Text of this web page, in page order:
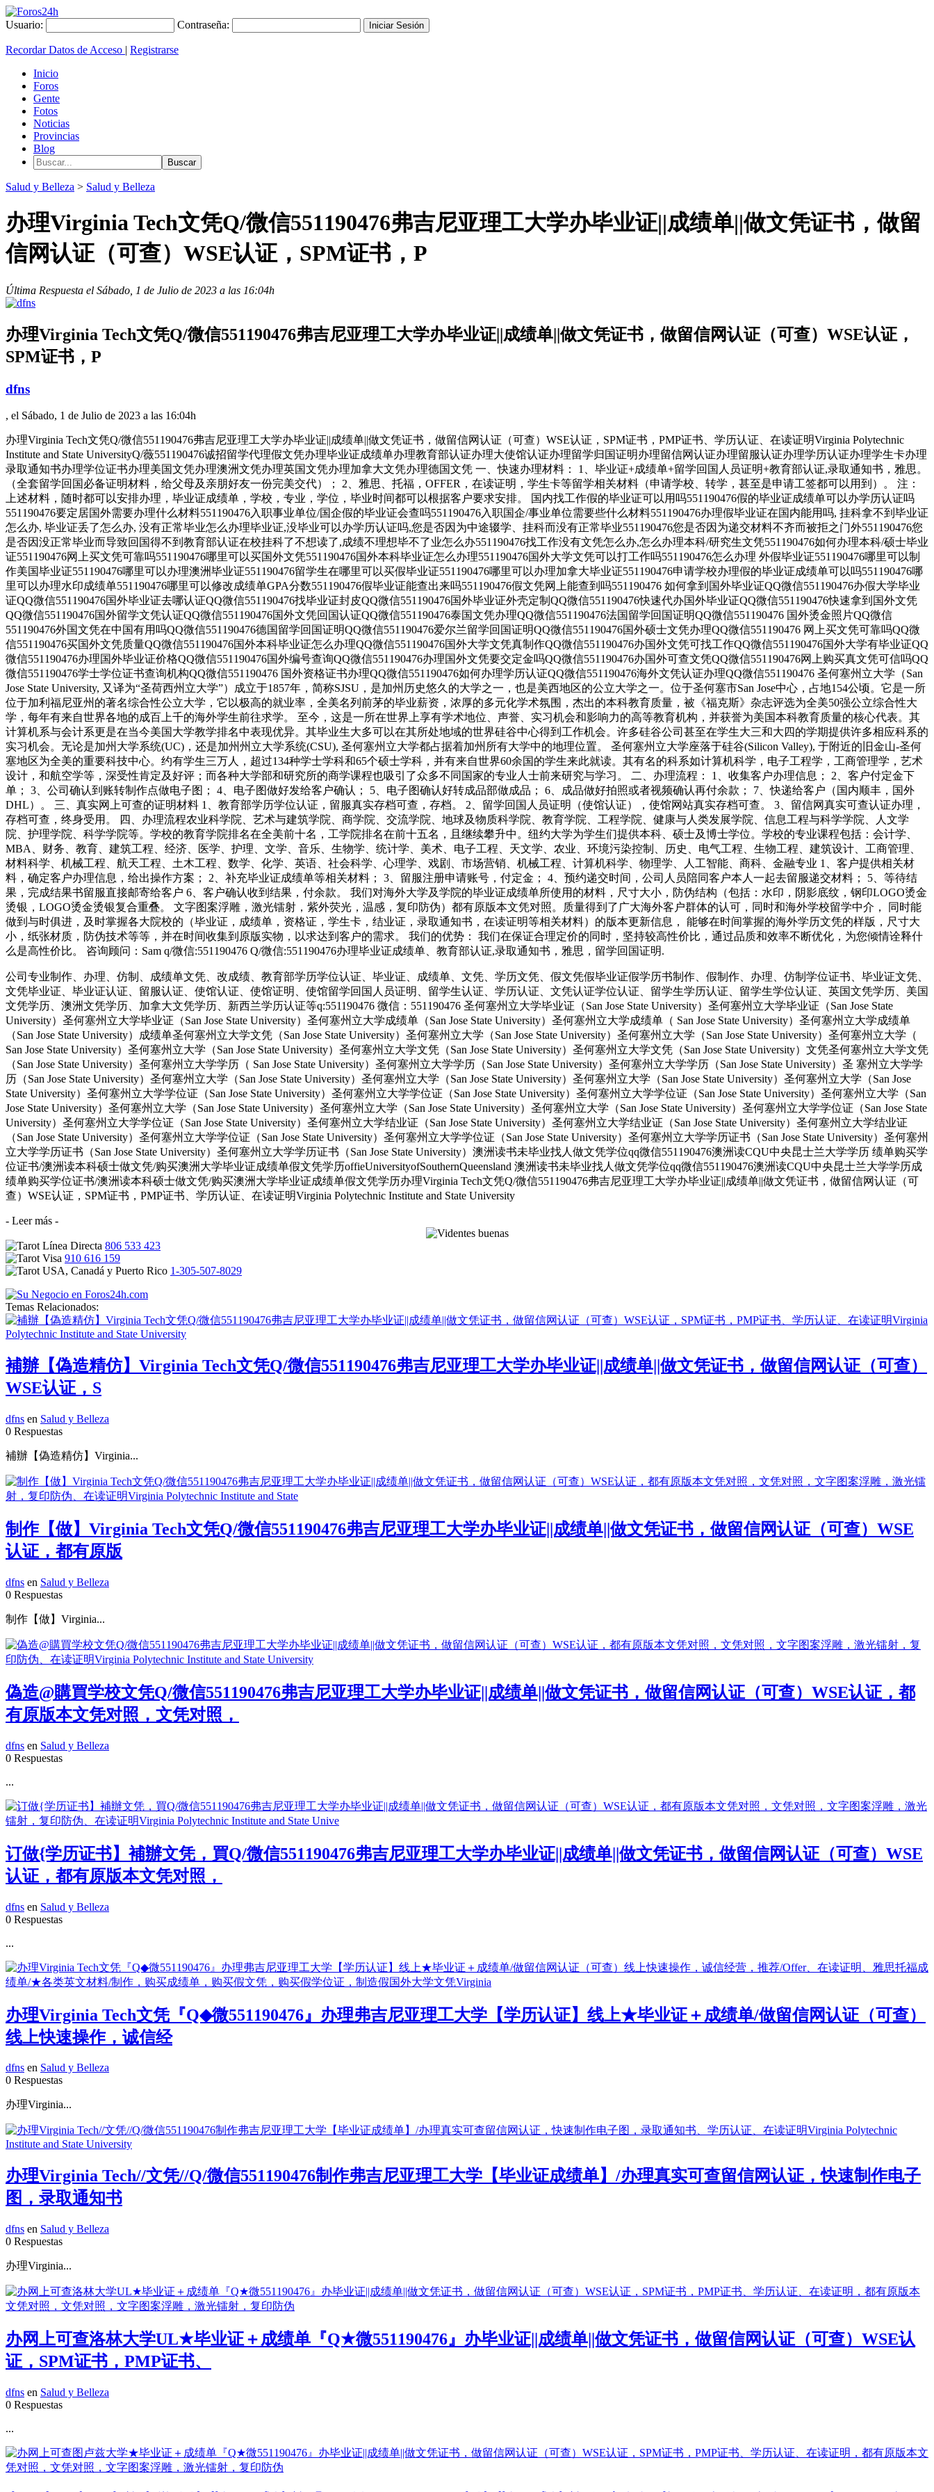
Usuario: Contraseña:
Recordar Datos de Acceso | Registrarse
Inicio
Foros
Gente
Fotos
Noticias
Provincias
Blog
Salud y Belleza > Salud y Belleza
办理Virginia Tech文凭Q/微信551190476弗吉尼亚理工大学办毕业证||成绩单||做文凭证书，做留
信网认证（可查）WSE认证，SPM证书，P
Última Respuesta el Sábado, 1 de Julio de 2023 a las 16:04h
办理Virginia Tech文凭Q/微信551190476弗吉尼亚理工大学办毕业证||成绩单||做文凭证书，做留信网认证（可查）WSE认证，
SPM证书，P
dfns
, el Sábado, 1 de Julio de 2023 a las 16:04h
办理Virginia Tech文凭Q/微信551190476弗吉尼亚理工大学办毕业证||成绩单||做文凭证书，做留信网认证（可查）WSE认证，SPM证书，PMP证书、学历认证、在读证明Virginia Polytechnic
Institute and State UniversityQ/薇551190476诚招留学代理假文凭办理毕业证成绩单办理教育部认证办理大使馆认证办理留学归国证明办理留信网认证办理留服认证办理学历认证办理学生卡办理
录取通知书办理学位证书办理美国文凭办理澳洲文凭办理英国文凭办理加拿大文凭办理德国文凭 一、快速办理材料： 1、毕业证+成绩单+留学回国人员证明+教育部认证,录取通知书，雅思。
（全套留学回国必备证明材料，给父母及亲朋好友一份完美交代）； 2、雅思、托福，OFFER，在读证明，学生卡等留学相关材料（申请学校、转学，甚至是申请工签都可以用到）。 注：
上述材料，随时都可以安排办理，毕业证成绩单，学校，专业，学位，毕业时间都可以根据客户要求安排。 国内找工作假的毕业证可以用吗551190476假的毕业证成绩单可以办学历认证吗
551190476要定居国外需要办理什么材料551190476入职事业单位/国企假的毕业证会查吗551190476入职国企/事业单位需要些什么材料551190476办理假毕业证在国内能用吗, 挂科拿不到毕业证
怎么办, 毕业证丢了怎么办, 没有正常毕业怎么办理毕业证,没毕业可以办学历认证吗,您是否因为中途辍学、挂科而没有正常毕业551190476您是否因为递交材料不齐而被拒之门外551190476您
是否因没正常毕业而导致回国得不到教育部认证在校挂科了不想读了,成绩不理想毕不了业怎么办551190476找工作没有文凭怎么办,怎么办理本科/研究生文凭551190476如何办理本科/硕士毕业
证551190476网上买文凭可靠吗551190476哪里可以买国外文凭551190476国外本科毕业证怎么办理551190476国外大学文凭可以打工作吗551190476怎么办理 外假毕业证551190476哪里可以制
作美国毕业证551190476哪里可以办理澳洲毕业证551190476留学生在哪里可以买假毕业证551190476哪里可以办理加拿大毕业证551190476申请学校办理假的毕业证成绩单可以吗551190476哪
里可以办理水印成绩单551190476哪里可以修改成绩单GPA分数551190476假毕业证能查出来吗551190476假文凭网上能查到吗551190476 如何拿到国外毕业证QQ微信551190476办假大学毕业
证QQ微信551190476国外毕业证去哪认证QQ微信551190476找毕业证封皮QQ微信551190476国外毕业证外壳定制QQ微信551190476快速代办国外毕业证QQ微信551190476快速拿到国外文凭
QQ微信551190476国外留学文凭认证QQ微信551190476国外文凭回国认证QQ微信551190476泰国文凭办理QQ微信551190476法国留学回国证明QQ微信551190476 国外烫金照片QQ微信
551190476外国文凭在中国有用吗QQ微信551190476德国留学回国证明QQ微信551190476爱尔兰留学回国证明QQ微信551190476国外硕士文凭办理QQ微信551190476 网上买文凭可靠吗QQ微
信551190476买国外文凭质量QQ微信551190476国外本科毕业证怎么办理QQ微信551190476国外大学文凭真制作QQ微信551190476办国外文凭可找工作QQ微信551190476国外大学有毕业证QQ
微信551190476办理国外毕业证价格QQ微信551190476国外编号查询QQ微信551190476办理国外文凭要交定金吗QQ微信551190476办国外可查文凭QQ微信551190476网上购买真文凭可信吗QQ
微信551190476学士学位证书查询机构QQ微信551190476 国外资格证书办理QQ微信551190476如何办理学历认证QQ微信551190476海外文凭认证办理QQ微信551190476 圣何塞州立大学（San
Jose State University, 又译为“圣荷西州立大学”）成立于1857年，简称SJSU，是加州历史悠久的大学之一，也是美西地区的公立大学之一。位于圣何塞市San Jose中心，占地154公顷。它是一所
位于加利福尼亚州的著名综合性公立大学，它以极高的就业率，全美名列前茅的毕业薪资，浓厚的多元化学术氛围，杰出的本科教育质量，被《福克斯》杂志评选为全美50强公立综合性大
学，每年有来自世界各地的成百上千的海外学生前往求学。 至今，这是一所在世界上享有学术地位、声誉、实习机会和影响力的高等教育机构，并获誉为美国本科教育质量的核心代表。其
计算机系与会计系更是在当今美国大学教学排名中表现优异。其毕业生大多可以在其所处地域的世界硅谷中心得到工作机会。许多硅谷公司甚至在学生大三和大四的学期提供许多相应科系的
实习机会。无论是加州大学系统(UC)，还是加州州立大学系统(CSU), 圣何塞州立大学都占据着加州所有大学中的地理位置。 圣何塞州立大学座落于硅谷(Silicon Valley), 于附近的旧金山-圣何
塞地区为全美的重要科技中心。约有学生三万人，超过134种学士学科和65个硕士学科，并有来自世界60余国的学生来此就读。其有名的科系如计算机科学，电子工程学，工商管理学，艺术
设计，和航空学等，深受性肯定及好评；而各种大学部和研究所的商学课程也吸引了众多不同国家的专业人士前来研究与学习。 二、办理流程： 1、收集客户办理信息； 2、客户付定金下
单； 3、公司确认到账转制作点做电子图； 4、电子图做好发给客户确认； 5、电子图确认好转成品部做成品； 6、成品做好拍照或者视频确认再付余款； 7、快递给客户（国内顺丰，国外
DHL）。 三、真实网上可查的证明材料 1、教育部学历学位认证，留服真实存档可查，存档。 2、留学回国人员证明（使馆认证），使馆网站真实存档可查。 3、留信网真实可查认证办理，
存档可查，终身受用。 四、办理流程农业科学院、艺术与建筑学院、商学院、交流学院、地球及物质科学院、教育学院、工程学院、健康与人类发展学院、信息工程与科学学院、人文学
院、护理学院、科学学院等。学校的教育学院排名在全美前十名，工学院排名在前十五名，且继续攀升中。纽约大学为学生们提供本科、硕士及博士学位。学校的专业课程包括：会计学、
MBA、财务、教育、建筑工程、经济、医学、护理、文学、音乐、生物学、统计学、美术、电子工程、天文学、农业、环境污染控制、历史、电气工程、生物工程、建筑设计、工商管理、
材料科学、机械工程、航天工程、土木工程、数学、化学、英语、社会科学、心理学、戏剧、市场营销、机械工程、计算机科学、物理学、人工智能、商科、金融专业 1、客户提供相关材
料，确定客户办理信息，给出操作方案； 2、补充毕业证成绩单等相关材料； 3、留服注册申请账号，付定金； 4、预约递交时间，公司人员陪同客户本人一起去留服递交材料； 5、等待结
果，完成结果书留服直接邮寄给客户 6、客户确认收到结果，付余款。 我们对海外大学及学院的毕业证成绩单所使用的材料，尺寸大小，防伪结构（包括：水印，阴影底纹，钢印LOGO烫金
烫银，LOGO烫金烫银复合重叠。 文字图案浮雕，激光镭射，紫外荧光，温感，复印防伪）都有原版本文凭对照。质量得到了广大海外客户群体的认可，同时和海外学校留学中介， 同时能
做到与时俱进，及时掌握各大院校的（毕业证，成绩单，资格证，学生卡，结业证，录取通知书，在读证明等相关材料）的版本更新信息， 能够在时间掌握的海外学历文凭的样版，尺寸大
小，纸张材质，防伪技术等等，并在时间收集到原版实物，以求达到客户的需求。 我们的优势： 我们在保证合理定价的同时，坚持较高性价比，通过品质和效率不断优化，为您倾情诠释什
么是高性价比。 咨询顾问：Sam q/微信:551190476 Q/微信:551190476办理毕业证成绩单、教育部认证,录取通知书，雅思，留学回国证明.
公司专业制作、办理、仿制、成绩单文凭、改成绩、教育部学历学位认证、毕业证、成绩单、文凭、学历文凭、假文凭假毕业证假学历书制作、假制作、办理、仿制学位证书、毕业证文凭、
文凭毕业证、毕业证认证、留服认证、使馆认证、使馆证明、使馆留学回国人员证明、留学生认证、学历认证、文凭认证学位认证、留学生学历认证、留学生学位认证、英国文凭学历、美国
文凭学历、澳洲文凭学历、加拿大文凭学历、新西兰学历认证等q:551190476 微信：551190476 圣何塞州立大学毕业证（San Jose State University）圣何塞州立大学毕业证（San Jose State
University）圣何塞州立大学毕业证（San Jose State University）圣何塞州立大学成绩单（San Jose State University）圣何塞州立大学成绩单（ San Jose State University）圣何塞州立大学成绩单
（San Jose State University）成绩单圣何塞州立大学文凭（San Jose State University）圣何塞州立大学（San Jose State University）圣何塞州立大学（San Jose State University）圣何塞州立大学（
San Jose State University）圣何塞州立大学（San Jose State University）圣何塞州立大学文凭（San Jose State University）圣何塞州立大学文凭（San Jose State University）文凭圣何塞州立大学文凭
（San Jose State University）圣何塞州立大学学历（ San Jose State University）圣何塞州立大学学历（San Jose State University）圣何塞州立大学学历（San Jose State University）圣 塞州立大学学
历（San Jose State University）圣何塞州立大学（San Jose State University）圣何塞州立大学（San Jose State University）圣何塞州立大学（San Jose State University）圣何塞州立大学（San Jose
State University）圣何塞州立大学学位证（San Jose State University）圣何塞州立大学学位证（San Jose State University）圣何塞州立大学学位证（San Jose State University）圣何塞州立大学（San
Jose State University）圣何塞州立大学（San Jose State University）圣何塞州立大学（San Jose State University）圣何塞州立大学（San Jose State University）圣何塞州立大学学位证（San Jose State
University）圣何塞州立大学学位证（San Jose State University）圣何塞州立大学结业证（San Jose State University）圣何塞州立大学结业证（San Jose State University）圣何塞州立大学结业证
（San Jose State University）圣何塞州立大学学位证（San Jose State University）圣何塞州立大学学位证（San Jose State University）圣何塞州立大学学历证书（San Jose State University）圣何塞州
立大学学历证书（San Jose State University）圣何塞州立大学学历证书（San Jose State University）澳洲读书未毕业找人做文凭学位qq微信551190476澳洲读CQU中央昆士兰大学学历 绩单购买学
位证书/澳洲读本科硕士做文凭/购买澳洲大学毕业证成绩单假文凭学历offieUniversityofSouthernQueensland 澳洲读书未毕业找人做文凭学位qq微信551190476澳洲读CQU中央昆士兰大学学历成
绩单购买学位证书/澳洲读本科硕士做文凭/购买澳洲大学毕业证成绩单假文凭学历办理Virginia Tech文凭Q/微信551190476弗吉尼亚理工大学办毕业证||成绩单||做文凭证书，做留信网认证（可
查）WSE认证，SPM证书，PMP证书、学历认证、在读证明Virginia Polytechnic Institute and State University
- Leer más -
806 533 423
910 616 159
1-305-507-8029
Temas Relacionados:
補辦【偽造精仿】Virginia Tech文凭Q/微信551190476弗吉尼亚理工大学办毕业证||成绩单||做文凭证书，做留信网认证（可查）
WSE认证，S
dfns en Salud y Belleza
0 Respuestas
補辦【偽造精仿】Virginia...
制作【做】Virginia Tech文凭Q/微信551190476弗吉尼亚理工大学办毕业证||成绩单||做文凭证书，做留信网认证（可查）WSE
认证，都有原版
dfns en Salud y Belleza
0 Respuestas
制作【做】Virginia...
偽造@購買学校文凭Q/微信551190476弗吉尼亚理工大学办毕业证||成绩单||做文凭证书，做留信网认证（可查）WSE认证，都
有原版本文凭对照，文凭对照，
dfns en Salud y Belleza
0 Respuestas
...
订做{学历证书】補辦文凭，買Q/微信551190476弗吉尼亚理工大学办毕业证||成绩单||做文凭证书，做留信网认证（可查）WSE
认证，都有原版本文凭对照，
dfns en Salud y Belleza
0 Respuestas
...
办理Virginia Tech文凭『Q◆微551190476』办理弗吉尼亚理工大学【学历认证】线上★毕业证＋成绩单/做留信网认证（可查）
线上快速操作，诚信经
dfns en Salud y Belleza
0 Respuestas
办理Virginia...
办理Virginia Tech//文凭//Q/微信551190476制作弗吉尼亚理工大学【毕业证成绩单】/办理真实可查留信网认证，快速制作电子
图，录取通知书
dfns en Salud y Belleza
0 Respuestas
办理Virginia...
办网上可查洛林大学UL★毕业证＋成绩单『Q★微551190476』办毕业证||成绩单||做文凭证书，做留信网认证（可查）WSE认
证，SPM证书，PMP证书、
dfns en Salud y Belleza
0 Respuestas
...